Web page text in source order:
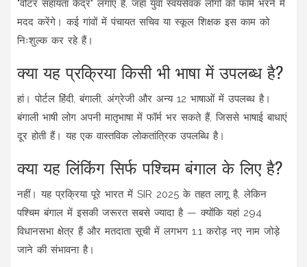
"वोटर सहायता केंद्र" लगाए हैं, जहां युवा स्वयंसेवक लोगों को फॉर्म भरने में
मदद करेंगे। कई गांवों में पंचायत सचिव या स्कूल शिक्षक इस काम को
निःशुल्क कर रहे हैं।
क्या यह प्रक्रिया किसी भी भाषा में उपलब्ध है?
हां। पोर्टल हिंदी, बंगाली, अंग्रेजी और अन्य 12 भाषाओं में उपलब्ध है।
बंगाली भाषी लोग अपनी मातृभाषा में फॉर्म भर सकते हैं, जिससे भाषाई बाधाएं
दूर होती हैं। यह एक वास्तविक लोकतांत्रिक उपलब्धि है।
क्या यह लिंकिंग सिर्फ पश्चिम बंगाल के लिए है?
नहीं। यह प्रक्रिया पूरे भारत में SIR 2025 के तहत लागू है, लेकिन
पश्चिम बंगाल में इसकी जरूरत सबसे ज्यादा है — क्योंकि यहां 294
विधानसभा क्षेत्र हैं और मतदाता सूची में लगभग 1.1 करोड़ नए नाम जोड़े
जाने की संभावना है।